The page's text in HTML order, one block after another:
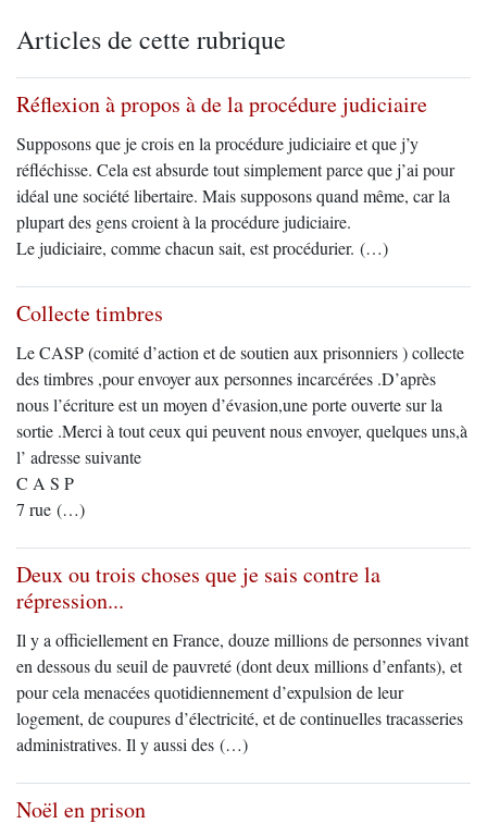
Articles de cette rubrique
Réflexion à propos à de la procédure judiciaire
Supposons que je crois en la procédure judiciaire et que j’y
réfléchisse. Cela est absurde tout simplement parce que j’ai pour
idéal une société libertaire. Mais supposons quand même, car la
plupart des gens croient à la procédure judiciaire.
Le judiciaire, comme chacun sait, est procédurier. (…)
Collecte timbres
Le CASP (comité d’action et de soutien aux prisonniers ) collecte
des timbres ,pour envoyer aux personnes incarcérées .D’après
nous l’écriture est un moyen d’évasion,une porte ouverte sur la
sortie .Merci à tout ceux qui peuvent nous envoyer, quelques uns,à
l’ adresse suivante
C A S P
7 rue (…)
Deux ou trois choses que je sais contre la
répression...
Il y a officiellement en France, douze millions de personnes vivant
en dessous du seuil de pauvreté (dont deux millions d’enfants), et
pour cela menacées quotidiennement d’expulsion de leur
logement, de coupures d’électricité, et de continuelles tracasseries
administratives. Il y aussi des (…)
Noël en prison